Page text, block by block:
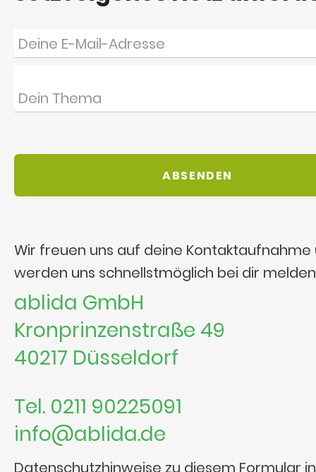
Wir freuen uns auf deine Kontaktaufnahme
werden uns schnellstmöglich bei dir
ablida GmbH
Kronprinzenstraße 49
40217 Düsseldorf
Tel. 0211 90225091
info@ablida.de
Datenschutzhinweise zu diesem Formular